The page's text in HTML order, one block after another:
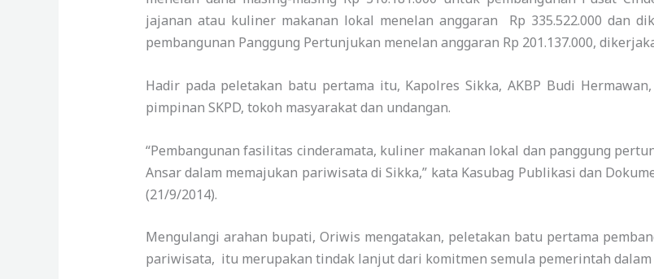
jajanan atau kuliner makanan lokal menelan anggaran Rp 335.522.000 dan
pembangunan Panggung Pertunjukan menelan anggaran Rp 201.137.000,
Hadir pada peletakan batu pertama itu, Kapolres Sikka, AKBP Budi
pimpinan SKPD, tokoh masyarakat dan undangan.
“Pembangunan fasilitas cinderamata, kuliner makanan lokal dan panggung
Ansar dalam memajukan pariwisata di Sikka,” kata Kasubag Publikasi dan
(21/9/2014).
Mengulangi arahan bupati, Oriwis mengatakan, peletakan batu pertama
pariwisata, itu merupakan tindak lanjut dari komitmen semula pemerintah